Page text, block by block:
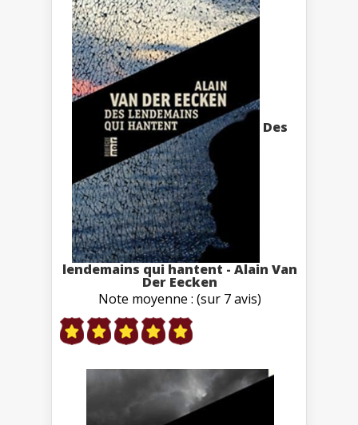
Des
lendemains qui hantent - Alain Van
Der Eecken
Note moyenne : (sur 7 avis)